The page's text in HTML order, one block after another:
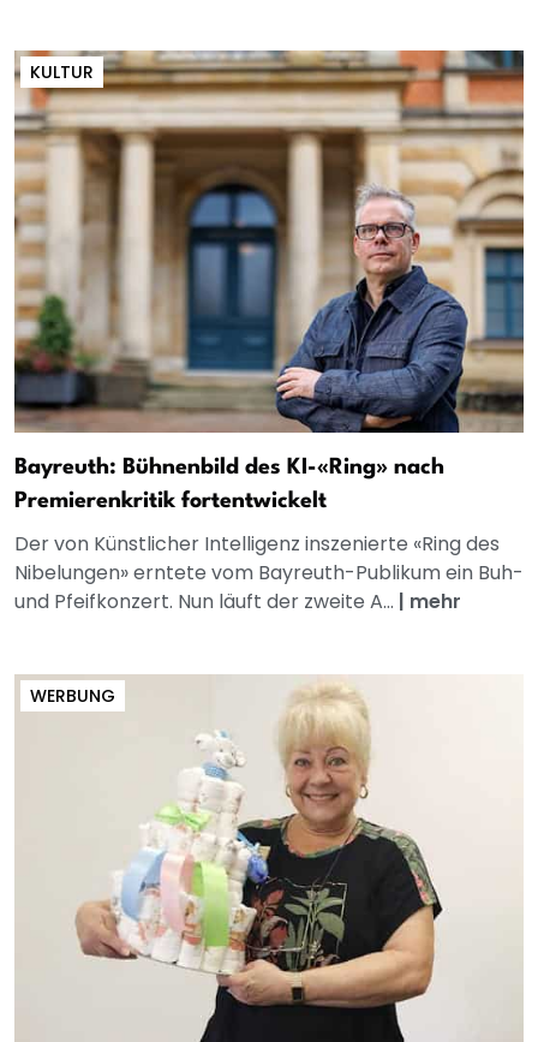
KULTUR
Bayreuth: Bühnenbild des KI-«Ring» nach
Premierenkritik fortentwickelt
Der von Künstlicher Intelligenz inszenierte «Ring des
Nibelungen» erntete vom Bayreuth-Publikum ein Buh-
und Pfeifkonzert. Nun läuft der zweite A... | mehr
WERBUNG